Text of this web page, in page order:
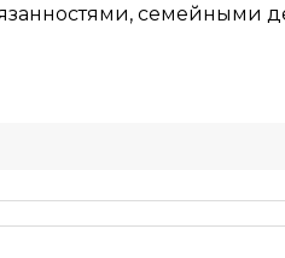
семейными
Меня вдохновляет